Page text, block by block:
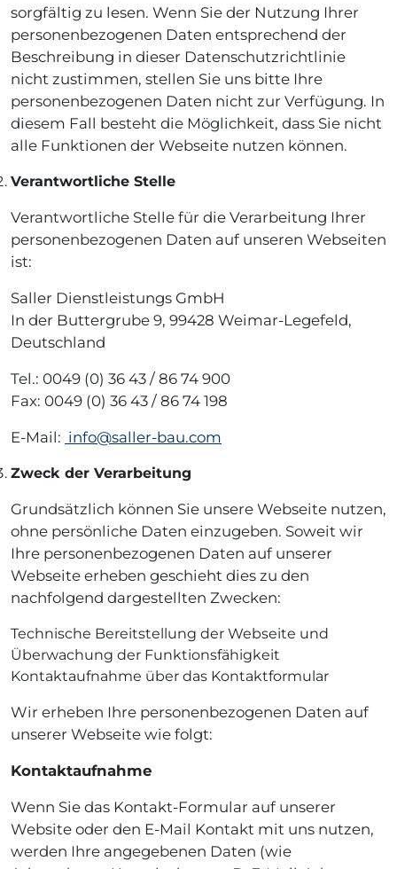
sorgfältig zu lesen. Wenn Sie der Nutzung Ihrer
personenbezogenen Daten entsprechend der
Beschreibung in dieser Datenschutzrichtlinie
nicht zustimmen, stellen Sie uns bitte Ihre
personenbezogenen Daten nicht zur Verfügung. In
diesem Fall besteht die Möglichkeit, dass Sie nicht
alle Funktionen der Webseite nutzen können.
Verantwortliche Stelle
Verantwortliche Stelle für die Verarbeitung Ihrer
personenbezogenen Daten auf unseren Webseiten
ist:
Saller Dienstleistungs GmbH
In der Buttergrube 9, 99428 Weimar-Legefeld,
Deutschland
Tel.: 0049 (0) 36 43 / 86 74 900
Fax: 0049 (0) 36 43 / 86 74 198
E-Mail: info@saller-bau.com
Zweck der Verarbeitung
Grundsätzlich können Sie unsere Webseite nutzen,
ohne persönliche Daten einzugeben. Soweit wir
Ihre personenbezogenen Daten auf unserer
Webseite erheben geschieht dies zu den
nachfolgend dargestellten Zwecken:
Technische Bereitstellung der Webseite und
Überwachung der Funktionsfähigkeit
Kontaktaufnahme über das Kontaktformular
Wir erheben Ihre personenbezogenen Daten auf
unserer Webseite wie folgt:
Kontaktaufnahme
Wenn Sie das Kontakt-Formular auf unserer
Website oder den E-Mail Kontakt mit uns nutzen,
werden Ihre angegebenen Daten (wie